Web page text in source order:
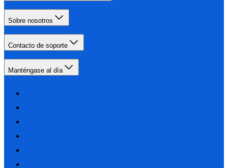
Sobre nosotros
Contacto de soporte
Manténgase al día